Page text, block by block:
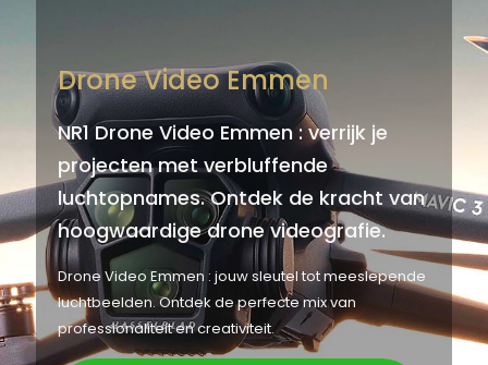
Drone Video Emmen
NR1 Drone Video Emmen : verrijk je
projecten met verbluffende
luchtopnames. Ontdek de kracht van
hoogwaardige drone videografie.
Drone Video Emmen : jouw sleutel tot meeslepende
luchtbeelden. Ontdek de perfecte mix van
professionaliteit en creativiteit.